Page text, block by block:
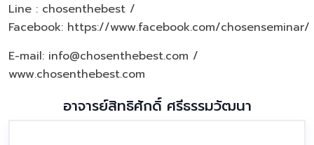
Line : chosenthebest /
Facebook: https://www.facebook.com/chosenseminar/
E-mail: info@chosenthebest.com /
www.chosenthebest.com
อาจารย์สิทธิศักดิ์ ศรีธรรมวัฒนา